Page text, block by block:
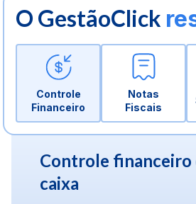
O GestãoClick
Controle
Financeiro
Notas
Fiscais
Controle financeiro
caixa